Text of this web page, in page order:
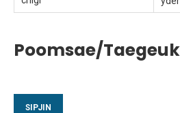
Poomsae/
SIPJIN